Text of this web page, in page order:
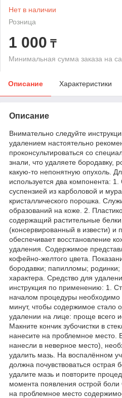
Нет в наличии
Розница
1 000 ₸
Минимальная сумма заказа на
Описание Характеристики
Описание
Внимательно следуйте
удалением настоятельно
проконсультироваться со
знали, что удаляете бородавку,
какую-то непонятную опухоль.
используется два компонента:
суспензией из карболовой и
кристаллического порошка.
образований на коже. 2.
содержащий растительные
(консервированный в извести) и
обеспечивает восстановление
удаления. Содержимое
кофейно-желтого цвета.
бородавки; папилломы; родинки;
характера. Средство для
инструкция по применению: 1.
началом процедуры необходимо
минут, чтобы содержимое стало
удалении на лице: проще всего
Макните кончик зубочистки в
нанесите на проблемное
нанесли в неверное место),
удалить мазь. На воспалённом
должна почувствоваться острая
удалите мазь и повторите
момента появления острой боли
на проблемное место